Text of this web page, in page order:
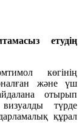
етудің
көгінің
және үш
отырып
визуалды түрде
құрал